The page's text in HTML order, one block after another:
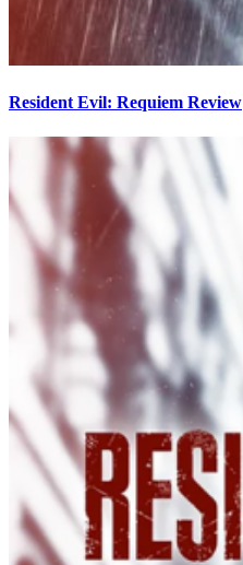
Resident Evil: Requiem Review